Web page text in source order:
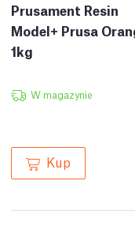
Prusament Resin
Model+ Prusa
1kg
W magazynie
Kup